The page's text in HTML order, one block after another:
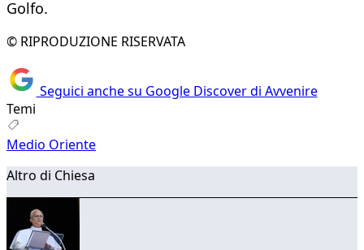
Golfo.
© RIPRODUZIONE RISERVATA
Seguici anche su Google Discover di Avvenire
Temi
Medio Oriente
Altro di Chiesa